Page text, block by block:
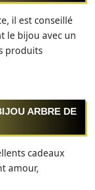
il est conseillé
le bijou avec un
produits
ARBRE DE
cadeaux
amour,